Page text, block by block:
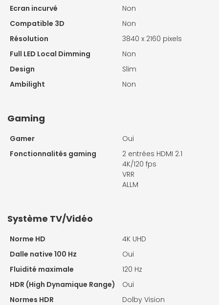
Ecran incurvé
Non
Compatible 3D
Non
Résolution
3840 x 2160 pixels
Full LED Local Dimming
Non
Design
Slim
Ambilight
Non
Gaming
Gamer
Oui
Fonctionnalités gaming
2 entrées HDMI 2.1
4K/120 fps
VRR
ALLM
Système TV/Vidéo
Norme HD
4K UHD
Dalle native 100 Hz
Oui
Fluidité maximale
120 Hz
HDR (High Dynamique Range)
Oui
Normes HDR
Dolby Vision